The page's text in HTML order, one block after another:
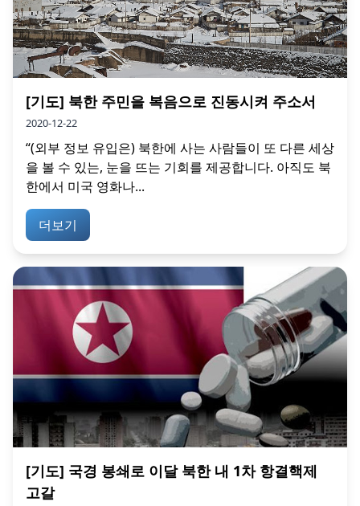
[기도] 북한 주민을 복음으로 진동시켜 주소서
2020-12-22
“(외부 정보 유입은) 북한에 사는 사람들이 또 다른 세상
을 볼 수 있는, 눈을 뜨는 기회를 제공합니다. 아직도 북
한에서 미국 영화나...
더보기
[기도] 국경 봉쇄로 이달 북한 내 1차 항결핵제
고갈